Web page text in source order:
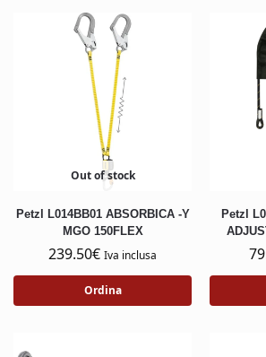
Out of stock
Petzl L014BB01 ABSORBICA -Y
MGO 150FLEX
239.50€ Iva inclusa
Ordina
Petzl